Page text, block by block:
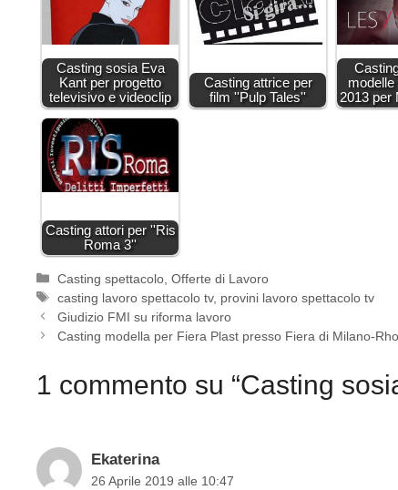
Casting sosia Eva
Kant per progetto
televisivo e videoclip
Casting attrice per
film ''Pulp Tales''
2013 per
Casting attori per ''Ris
Roma 3''
Categorie
Casting spettacolo ,Offerte di Lavoro
Tag
casting lavoro spettacolo tv, provini lavoro spettacolo tv
Giudizio FMI su riforma lavoro
Casting modella per Fiera Plast presso Fiera di Milano-Rho
1 commento su “Casting
Ekaterina
26 Aprile 2019 alle 10:47